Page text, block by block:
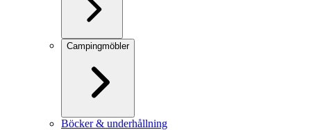
Campingmöbler
Böcker & underhållning